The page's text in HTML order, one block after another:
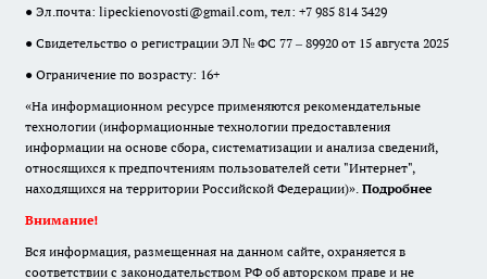
● Эл.почта: lipeckienovosti@gmail.com, тел: +7 985 814 3429
● Свидетельство о регистрации ЭЛ № ФС 77 – 89920 от 15 августа 2025
● Ограничение по возрасту: 16+
«На информационном ресурсе применяются рекомендательные
технологии (информационные технологии предоставления
информации на основе сбора, систематизации и анализа сведений,
относящихся к предпочтениям пользователей сети "Интернет",
находящихся на территории Российской Федерации)». Подробнее
Внимание!
Вся информация, размещенная на данном сайте, охраняется в
соответствии с законодательством РФ об авторском праве и не